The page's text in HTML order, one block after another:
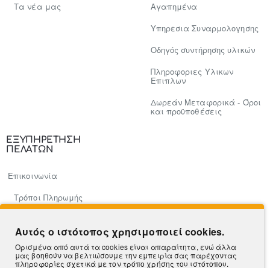
Tα νέα μας
Αγαπημένα
Υπηρεσια Συναρμολογησης
Οδηγός συντήρησης υλικών
Πληροφοριες Υλικων
Επιπλων
Δωρεάν Μεταφορικά - Όροι
και προϋποθέσεις
ΕΞΥΠΗΡΕΤΗΣΗ
ΠΕΛΑΤΩΝ
Επικοινωνία
Τρόποι Πληρωμής
Ο Λογαριασμός μου
Β2Β
Αυτός ο ιστότοπος χρησιμοποιεί cookies.
Ορισμένα από αυτά τα cookies είναι απαραίτητα, ενώ άλλα
μας βοηθούν να βελτιώσουμε την εμπειρία σας παρέχοντας
πληροφορίες σχετικά με τον τρόπο χρήσης του ιστότοπου.